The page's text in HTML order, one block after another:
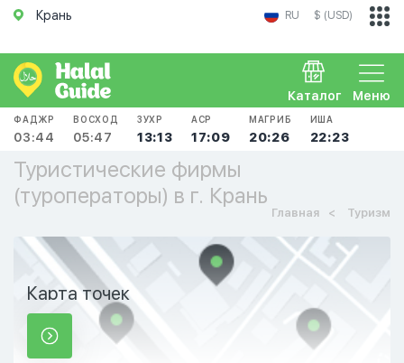
Крань RU $ (USD)
Меню
Каталог
ФАДЖР
03:44
ВОСХОД
05:47
ЗУХР
13:13
АСР
17:09
МАГРИБ
20:26
ИША
22:23
Туристические фирмы
(туроператоры) в г. Крань
Главная Туризм
Карта точек